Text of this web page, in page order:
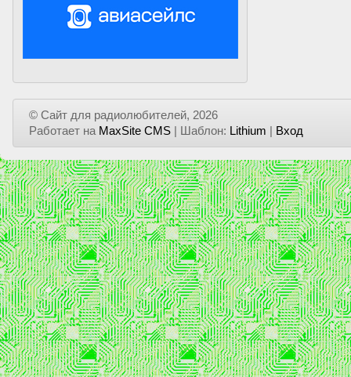
© Сайт для радиолюбителей, 2026
Работает на MaxSite CMS | Шаблон: Lithium Вход